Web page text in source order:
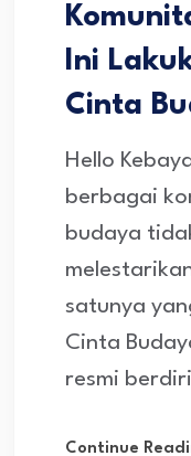
Ini
Cinta
Hello
berbagai
budaya
satunya
Cinta
resmi
Continue